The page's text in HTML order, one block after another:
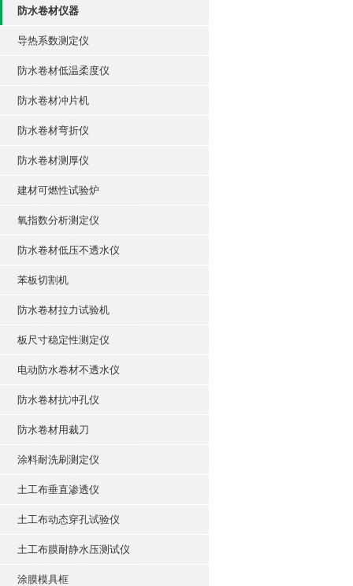
防水卷材仪器
导热系数测定仪
防水卷材低温柔度仪
防水卷材冲片机
防水卷材弯折仪
防水卷材测厚仪
建材可燃性试验炉
氧指数分析测定仪
防水卷材低压不透水仪
苯板切割机
防水卷材拉力试验机
板尺寸稳定性测定仪
电动防水卷材不透水仪
防水卷材抗冲孔仪
防水卷材用裁刀
涂料耐洗刷测定仪
土工布垂直渗透仪
土工布动态穿孔试验仪
土工布膜耐静水压测试仪
涂膜模具框